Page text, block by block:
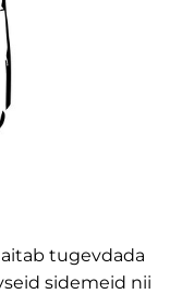
tugevdada
sidemeid nii